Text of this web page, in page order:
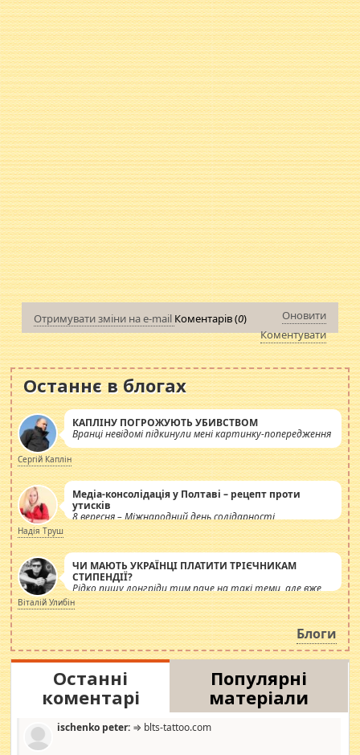
Отримувати зміни на e-mail Коментарів (0)
Оновити
Коментувати
Останнє в блогах
КАПЛІНУ ПОГРОЖУЮТЬ УБИВСТВОМ
Вранці невідомі підкинули мені картинку-попередження
Сергій Каплін
Медіа-консолідація у Полтаві – рецепт проти
утисків
8 вересня – Міжнародний день солідарності
журналістів.
Надія Труш
ЧИ МАЮТЬ УКРАЇНЦІ ПЛАТИТИ ТРІЄЧНИКАМ
СТИПЕНДІЇ?
Рідко пишу лонгріди тим паче на такі теми, але вже
просто дістало! Обурюють сьогоднішні інсенуації
навколо стипендіального питання. Штучно
роздувається ще одна соціальна катастрофа.
Віталій Улибін
Блоги
Останні
коментарі
Популярні
матеріали
ischenko peter: ⇒ blts-tattoo.com